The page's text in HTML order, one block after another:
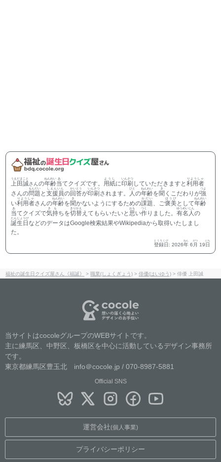
上田誠
うえだまこと
さんの年齢
ねんれい
当
あ
てクイズです。 用紙
ようし
に印刷
いんさつ
していただきますと利用者
りようしゃ
さんの問題
もんだい
と支援員
しえんいん
の回答
かいとう
が印刷
いんさつ
されます。 人
ひと
の年齢
ねんれい
を聞
き
くこだわりが強
つよ
い利用者
りようしゃ
さんの年齢
ねんれい
を聞
き
かないようにするための課題
かだい
、ご褒美
ほうび
として年齢
ねんれい
当
あ
てクイズで気持
きも
ちを切替
きりかえ
えてもらいたいと思
おも
い作
つく
りました。有名人
ゆうめいじん
の
誕生日
たんじょうび
などのデータはGoogle検索結果やWikipediaから取得いたしまし
た。
登録日
とうろくび
: 2026年
ねん
6 月
がつ
19日
にち
福祉の誕生日クイズ屋さん《福誕》 > 職業(しょくぎょう) >俳優(はいゆう) >俳優 上田誠
当サイトはcocoleグループのWEBサイトです。
主に練馬区、中野区、板橋区を中心に活動しているデザイン事務所
です。
東京都練馬区豊玉北 info＠cocole.jp / 070-8987-5881
Official SNS
運営会社(個人事業)
プライバシーポリシー